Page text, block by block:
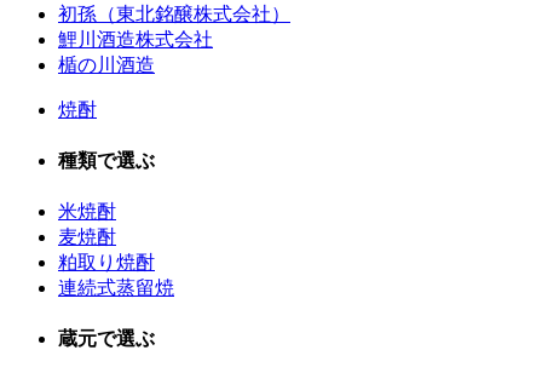
初孫（東北銘醸株式会社）
鯉川酒造株式会社
楯の川酒造
焼酎
種類で選ぶ
米焼酎
麦焼酎
粕取り焼酎
連続式蒸留焼
蔵元で選ぶ